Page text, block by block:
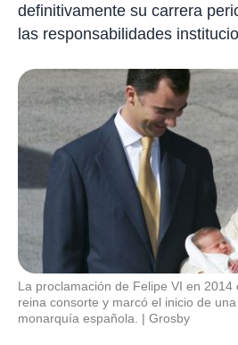
definitivamente su carrera
las responsabilidades
La proclamación de Felipe VI en 2014
reina consorte y marcó el inicio de
monarquía española.
Grosby